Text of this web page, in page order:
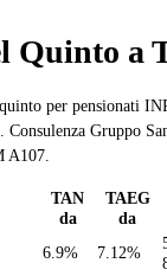
Quinto a
per pensionati
Gruppo
A107.
TAN
da
TAEG
da
6.9% 7.12%